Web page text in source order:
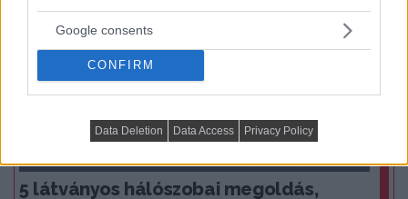
Google consents
CONFIRM
Data Deletion Data Access Privacy Policy
PRAKTIKUS LAKBERENDEZÉSI ÖTLETEK, TIPPEK, TANÁCSOK
5 látványos hálószobai megoldás,